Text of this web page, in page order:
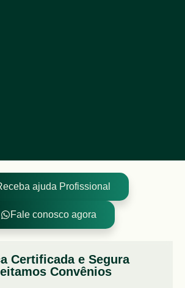
ajuda Profissional
Fale conosco agora
Certificada e Segura
Convênios